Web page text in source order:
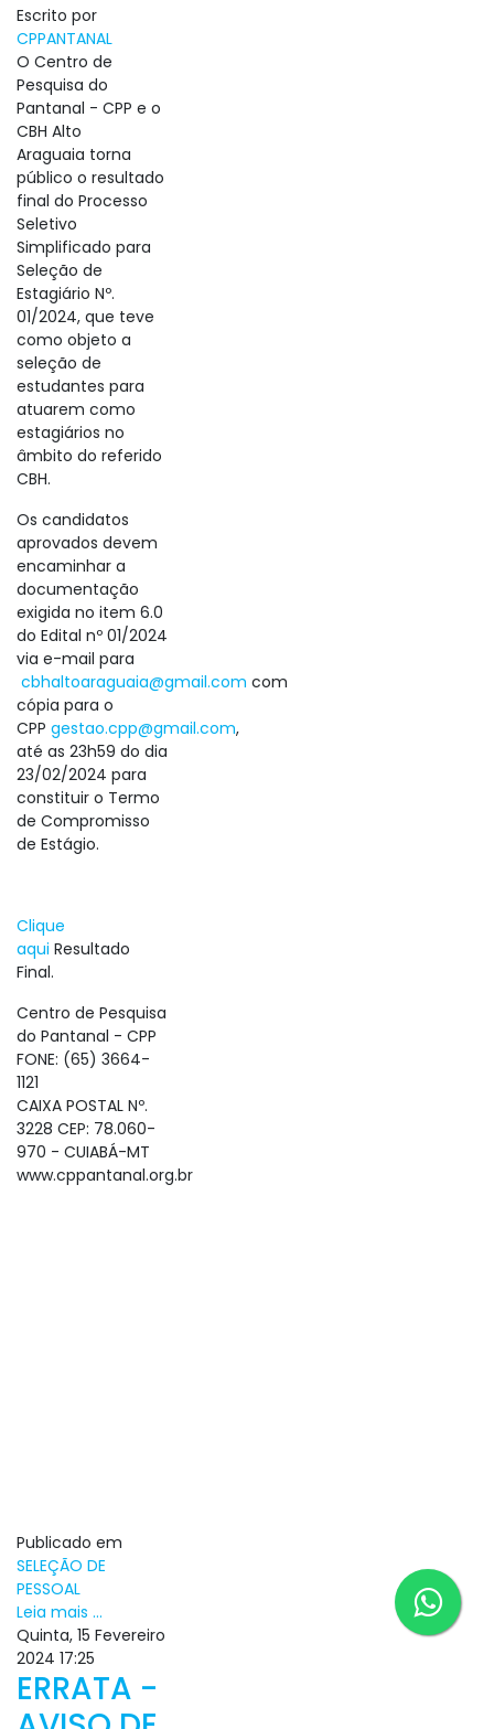
Escrito por
CPPANTANAL
O Centro de
Pesquisa do
Pantanal - CPP e o
CBH Alto
Araguaia torna
público o resultado
final do Processo
Seletivo
Simplificado para
Seleção de
Estagiário Nº.
01/2024, que teve
como objeto a
seleção de
estudantes para
atuarem como
estagiários no
âmbito do referido
CBH.
Os candidatos
aprovados devem
encaminhar a
documentação
exigida no item 6.0
do Edital nº 01/2024
via e-mail para
cbhaltoaraguaia@gmail.com com
cópia para o
CPP gestao.cpp@gmail.com,
até as 23h59 do dia
23/02/2024 para
constituir o Termo
de Compromisso
de Estágio.
Clique
aqui Resultado
Final.
Centro de Pesquisa
do Pantanal - CPP
FONE: (65) 3664-
1121
CAIXA POSTAL Nº.
3228 CEP: 78.060-
970 - CUIABÁ-MT
www.cppantanal.org.br
Publicado em
SELEÇÃO DE
PESSOAL
Leia mais ...
Quinta, 15 Fevereiro
2024 17:25
ERRATA -